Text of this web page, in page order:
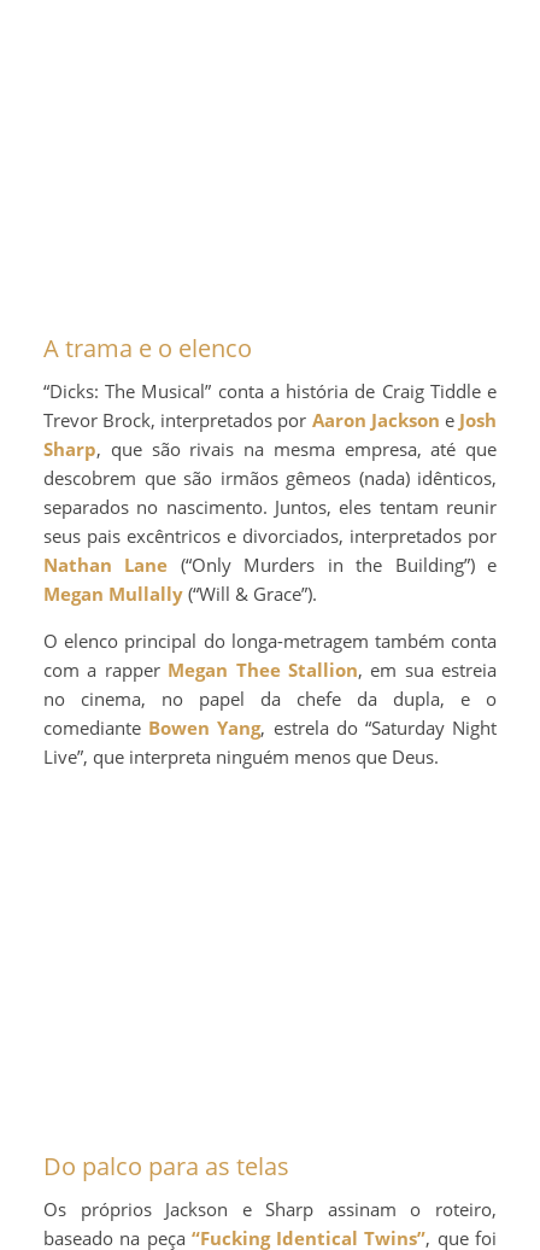
A trama e o elenco
“Dicks: The Musical” conta a história de Craig Tiddle e
Trevor Brock, interpretados por Aaron Jackson e Josh
Sharp, que são rivais na mesma empresa, até que
descobrem que são irmãos gêmeos (nada) idênticos,
separados no nascimento. Juntos, eles tentam reunir
seus pais excêntricos e divorciados, interpretados por
Nathan Lane (“Only Murders in the Building”) e
Megan Mullally (“Will & Grace”).
O elenco principal do longa-metragem também conta
com a rapper Megan Thee Stallion, em sua estreia
no cinema, no papel da chefe da dupla, e o
comediante Bowen Yang, estrela do “Saturday Night
Live”, que interpreta ninguém menos que Deus.
Do palco para as telas
Os próprios Jackson e Sharp assinam o roteiro,
baseado na peça “Fucking Identical Twins”, que foi